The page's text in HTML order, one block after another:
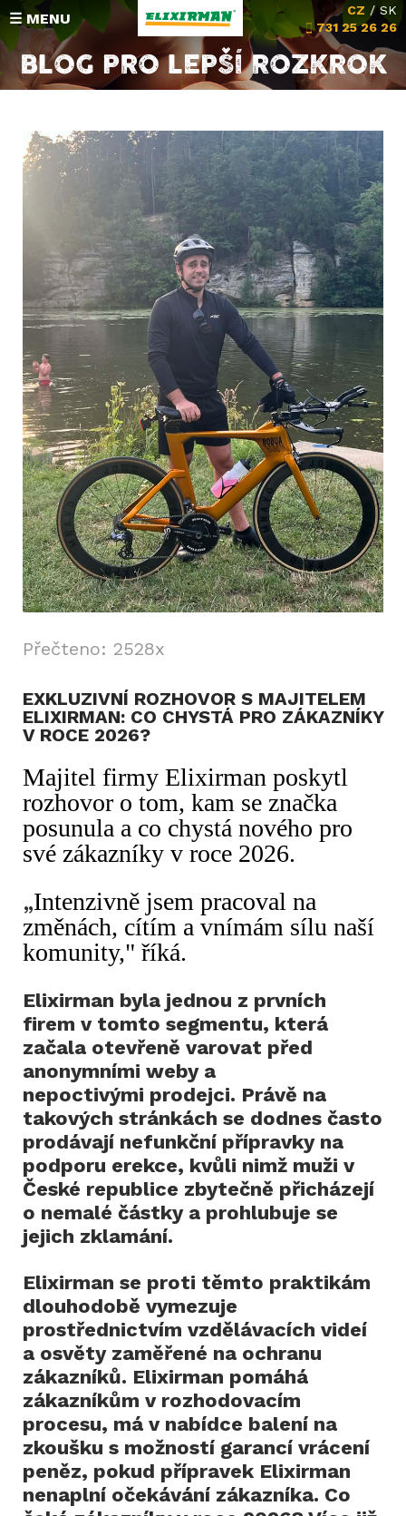
☰ MENU
SLOŽENÍ
Michalova poradna
Vrácení peněz
KONTAKT
CZ /SK
731 25 26 26
BLOG PRO LEPŠÍ ROZKROK
Přečteno: 2528x
EXKLUZIVNÍ ROZHOVOR S MAJITELEM
ELIXIRMAN: CO CHYSTÁ PRO ZÁKAZNÍKY
V ROCE 2026?
Majitel firmy Elixirman poskytl
rozhovor o tom, kam se značka
posunula a co chystá nového pro
své zákazníky v roce 2026.
„Intenzivně jsem pracoval na
změnách, cítím a vnímám sílu naší
komunity," říká.
Elixirman byla jednou z prvních
firem v tomto segmentu, která
začala otevřeně varovat před
anonymními weby a
nepoctivými prodejci. Právě na
takových stránkách se dodnes často
prodávají nefunkční přípravky na
podporu erekce, kvůli nimž muži v
České republice zbytečně přicházejí
o nemalé částky a prohlubuje se
jejich zklamání.
Elixirman se proti těmto praktikám
dlouhodobě vymezuje
prostřednictvím vzdělávacích videí
a osvěty zaměřené na ochranu
zákazníků. Elixirman pomáhá
zákazníkům v rozhodovacím
procesu, má v nabídce balení na
zkoušku s možností garancí vrácení
peněz, pokud přípravek Elixirman
nenaplní očekávání zákazníka. Co